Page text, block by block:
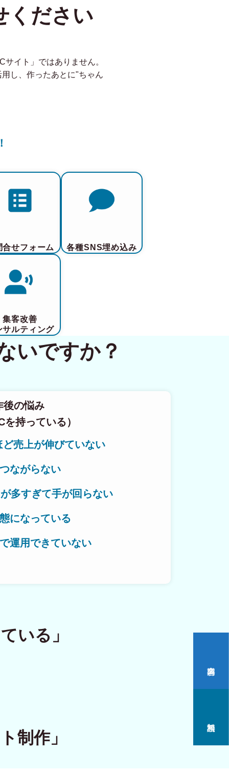
ください
イト」ではありません。
し、作ったあとに"ちゃん
合せフォーム 各種SNS埋め込み
集客改善
サルティング
いですか？
後の悩み
持っている）
ど売上が伸びていない
ながらない
多すぎて手が回らない
になっている
運用できていない
いる」
制作」